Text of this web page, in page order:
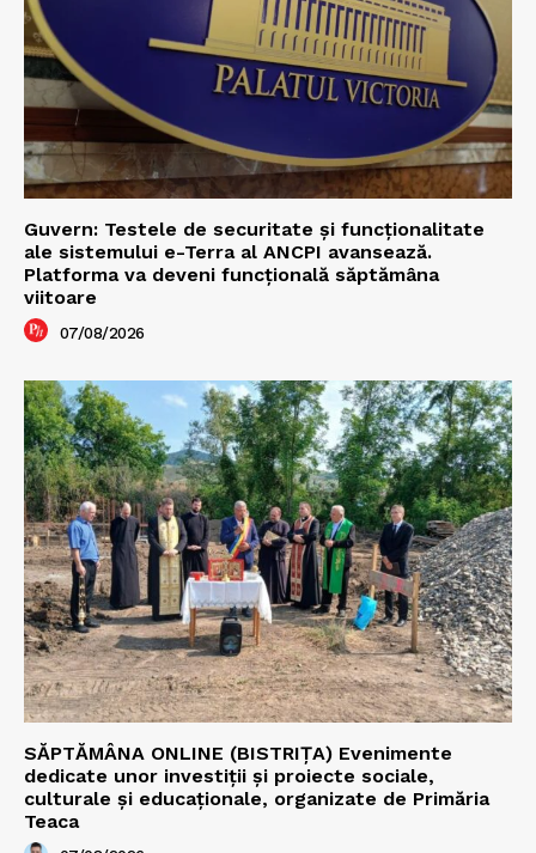
Guvern: Testele de securitate și funcționalitate
ale sistemului e-Terra al ANCPI avansează.
Platforma va deveni funcțională săptămâna
viitoare
07/08/2026
SĂPTĂMÂNA ONLINE (BISTRIȚA) Evenimente
dedicate unor investiții și proiecte sociale,
culturale și educaționale, organizate de Primăria
Teaca